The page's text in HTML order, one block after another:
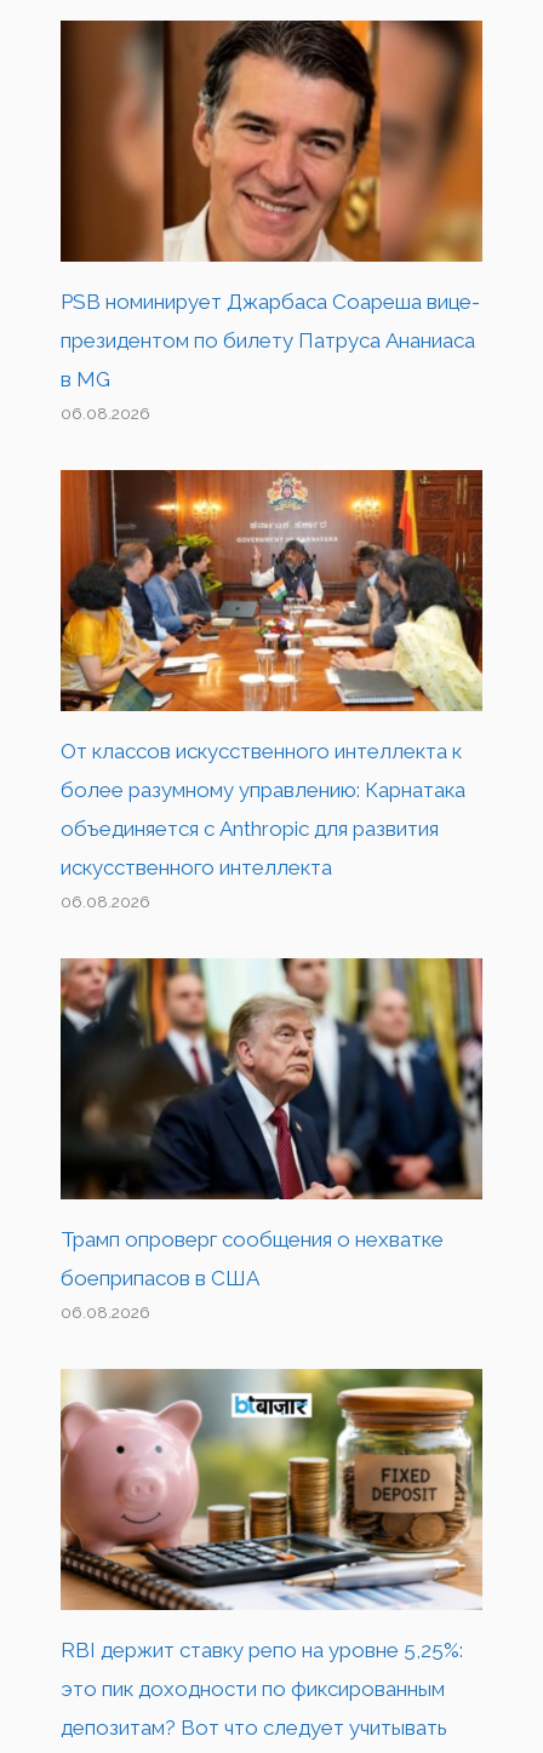
PSB номинирует Джарбаса Соареша вице-
президентом по билету Патруса Ананиаса
в MG
06.08.2026
От классов искусственного интеллекта к
более разумному управлению: Карнатака
объединяется с Anthropic для развития
искусственного интеллекта
06.08.2026
Трамп опроверг сообщения о нехватке
боеприпасов в США
06.08.2026
RBI держит ставку репо на уровне 5,25%:
это пик доходности по фиксированным
депозитам? Вот что следует учитывать